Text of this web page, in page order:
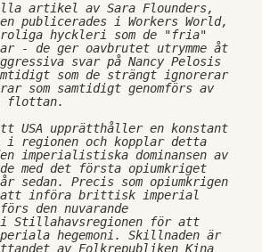
artikel av Sara Flounders,
publicerades i Workers World,
hyckleri som de "fria"
- de ger oavbrutet utrymme åt
svar på Nancy Pelosis
som de strängt ignorerar
som samtidigt genomförs av
flottan.
regionen och kopplar detta
dominansen av
med det första opiumkriget
sedan. Precis som opiumkrigen
att införa brittisk imperial
den nuvarande
i Stillahavsregionen för att
hegemoni. Skillnaden är
av Folkrepubliken Kina